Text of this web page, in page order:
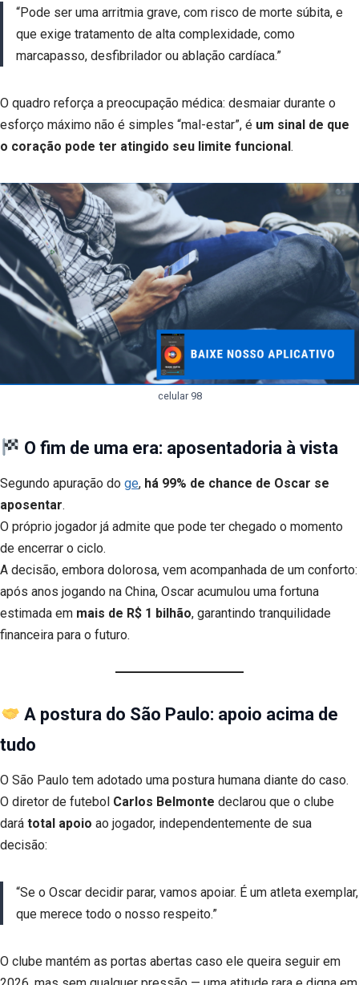
“Pode ser uma arritmia grave, com risco de morte súbita, e
que exige tratamento de alta complexidade, como
marcapasso, desfibrilador ou ablação cardíaca.”
O quadro reforça a preocupação médica: desmaiar durante o
esforço máximo não é simples “mal-estar”, é um sinal de que
o coração pode ter atingido seu limite funcional.
celular 98
O fim de uma era: aposentadoria à vista
Segundo apuração do ge, há 99% de chance de Oscar se
aposentar.
O próprio jogador já admite que pode ter chegado o momento
de encerrar o ciclo.
A decisão, embora dolorosa, vem acompanhada de um conforto:
após anos jogando na China, Oscar acumulou uma fortuna
estimada em mais de R$ 1 bilhão, garantindo tranquilidade
financeira para o futuro.
A postura do São Paulo: apoio acima de
tudo
O São Paulo tem adotado uma postura humana diante do caso.
O diretor de futebol Carlos Belmonte declarou que o clube
dará total apoio ao jogador, independentemente de sua
decisão:
“Se o Oscar decidir parar, vamos apoiar. É um atleta exemplar,
que merece todo o nosso respeito.”
O clube mantém as portas abertas caso ele queira seguir em